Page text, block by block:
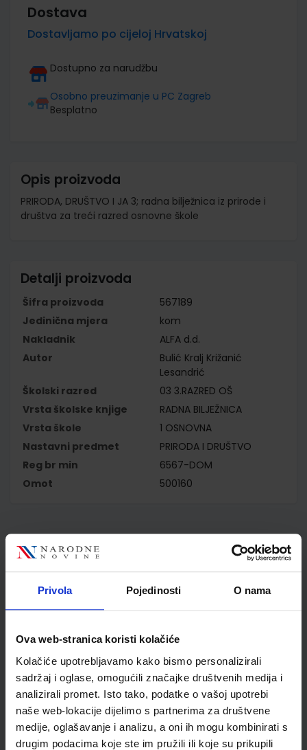
Privola Pojedinosti O nama
Ova web-stranica koristi kolačiće
Kolačiće upotrebljavamo kako bismo personalizirali
sadržaj i oglase, omogućili značajke društvenih medija i
analizirali promet. Isto tako, podatke o vašoj upotrebi
naše web-lokacije dijelimo s partnerima za društvene
medije, oglašavanje i analizu, a oni ih mogu kombinirati s
drugim podacima koje ste im pružili ili koje su prikupili
Dostava
Dostavljamo po cijeloj Hrvatskoj
Dostupno za narudžbu
Osobno preuzimanje u PC Zagreb
Besplatno
Opis proizvoda
PRIRODA, DRUŠTVO I JA 3; radna bilježnica iz prirode i
društva za treći razred osnovne škole
Detalji proizvoda
Šifra proizvoda
567189
Jedinična mjera
kom
Nakladnik
ALFA d.d.
Autor
Bulić Kralj Križanić
Lesandrić
Školski razred
03 3.RAZRED OŠ
Vrsta školske knjige
RADNA BILJEŽNICA
Vrsta škole
1 OSNOVNA
Nastavni predmet
PRIRODA I DRUŠTVO
Reg br min
6567-DOM
Omot
500160
Kupci najčešće biraju..
Omot PVC za školske
udžbenike; dimenzije
431x272; tip 160